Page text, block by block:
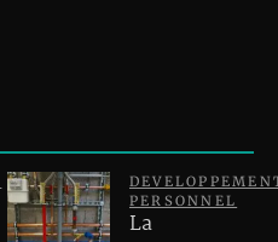
PERSONNEL
La